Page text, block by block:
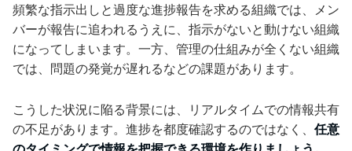
頻繁な指示出しと過度な進捗報告を求める組織では、メン
バーが報告に追われるうえに、指示がないと動けない組織
になってしまいます。一方、管理の仕組みが全くない組織
では、問題の発覚が遅れるなどの課題があります。
こうした状況に陥る背景には、リアルタイムでの情報共有
の不足があります。進捗を都度確認するのではなく、 任意